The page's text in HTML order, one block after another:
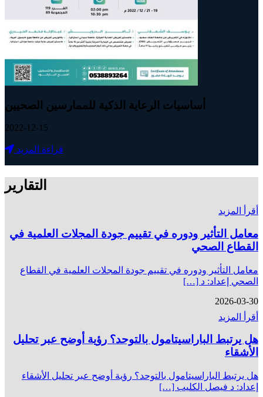
أساسيات الرعاية الذكية للممارسين الصحيين
2022-12-15
قراءة المزيد
التقارير
أقرأ المزيد
معامل التأثير ودوره في تقييم جودة المجلات العلمية في
القطاع الصحي
معامل التأثير ودوره في تقييم جودة المجلات العلمية في القطاع
الصحي إعداد: د […]
2026-03-30
أقرأ المزيد
هل يرتبط الباراسيتامول بالتوحد؟ رؤية أوضح عبر تحليل
الأشقاء
هل يرتبط الباراسيتامول بالتوحد؟ رؤية أوضح عبر تحليل الأشقاء
إعداد: د فيصل الكليب […]